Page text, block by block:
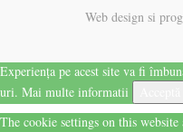
Web design si
Experiența pe acest site va fi
uri. Mai multe informatii
The cookie settings on this